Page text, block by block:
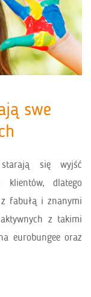
swe
się wyjść
klientów, dlatego
fabułą i znanymi
z takimi
eurobungee oraz